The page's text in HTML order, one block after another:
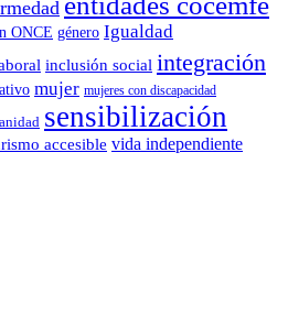
ONCE género Igualdad
inclusión social integración
mujer mujeres con discapacidad
sensibilización
accesible vida independiente